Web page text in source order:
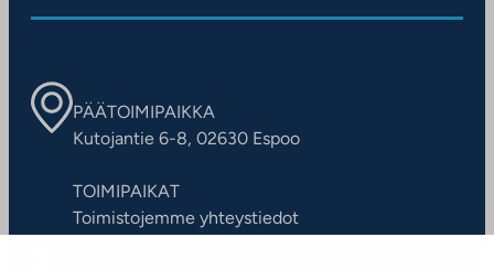
PÄÄTOIMIPAIKKA
Kutojantie 6-8, 02630 Espoo
TOIMIPAIKAT
Toimistojemme yhteystiedot